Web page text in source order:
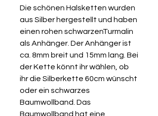
Die schönen Halsketten wurden
aus Silber hergestellt und haben
einen rohen schwarzenTurmalin
als Anhänger. Der Anhänger ist
ca. 8mm breit und 15mm lang. Bei
der Kette könnt ihr wählen, ob
ihr die Silberkette 60cm wünscht
oder ein schwarzes
Baumwollband. Das
Baumwollband hat eine